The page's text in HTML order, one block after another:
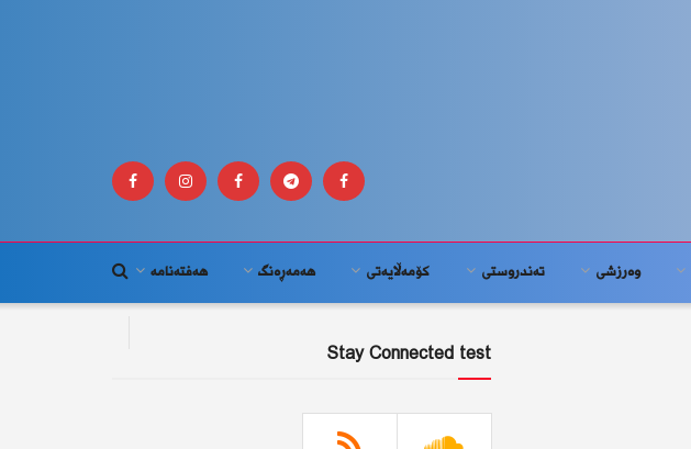
وەرزشی تەندروستى كۆمه‌ڵايه‌تى هەمەڕەنگ هەفتەنامە
Stay Connected test